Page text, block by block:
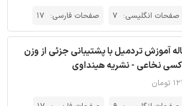
صفحات انگلیسی: 7 صفحات فارسی: 17
آموزش تردمیل با پشتیبانی جزئی از وزن
نخاعی - نشریه هینداوی